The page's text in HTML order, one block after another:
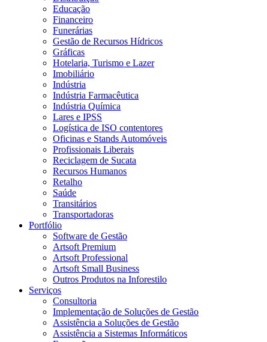
Educação
Financeiro
Funerárias
Gestão de Recursos Hídricos
Gráficas
Hotelaria, Turismo e Lazer
Imobiliário
Indústria
Indústria Farmacêutica
Indústria Química
Lares e IPSS
Logística de ISO contentores
Oficinas e Stands Automóveis
Profissionais Liberais
Reciclagem de Sucata
Recursos Humanos
Retalho
Saúde
Transitários
Transportadoras
Portfólio
Software de Gestão
Artsoft Premium
Artsoft Professional
Artsoft Small Business
Outros Produtos na Inforestilo
Serviços
Consultoria
Implementação de Soluções de Gestão
Assistência a Soluções de Gestão
Assistência a Sistemas Informáticos